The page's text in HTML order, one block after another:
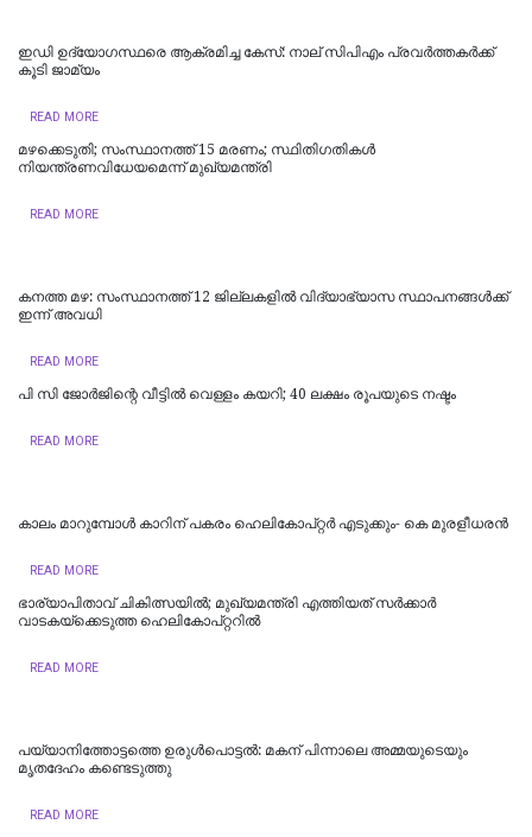
ഇഡി ഉദ്യോഗസ്ഥരെ ആക്രമിച്ച കേസ്: നാല് സിപിഎം പ്രവർത്തകർക്ക്
കൂടി ജാമ്യം
READ MORE
മഴക്കെടുതി; സംസ്ഥാനത്ത് 15 മരണം; സ്ഥിതിഗതികൾ
നിയന്ത്രണവിധേയമെന്ന് മുഖ്യമന്ത്രി
READ MORE
കനത്ത മഴ: സംസ്ഥാനത്ത് 12 ജില്ലകളില്‍ വിദ്യാഭ്യാസ സ്ഥാപനങ്ങള്‍ക്ക്
ഇന്ന് അവധി
READ MORE
പി സി ജോര്‍ജിന്റെ വീട്ടില്‍ വെള്ളം കയറി; 40 ലക്ഷം രൂപയുടെ നഷ്ടം
READ MORE
കാലം മാറുമ്പോൾ കാറിന് പകരം ഹെലികോപ്റ്റർ എടുക്കും- കെ മുരളീധരന്‍
READ MORE
ഭാര്യാപിതാവ് ചികിത്സയിൽ; മുഖ്യമന്ത്രി എത്തിയത് സര്‍ക്കാര്‍
വാടകയ്‌ക്കെടുത്ത ഹെലികോപ്റ്ററില്‍
READ MORE
പയ്യാനിത്തോട്ടത്തെ ഉരുൾപൊട്ടൽ: മകന് പിന്നാലെ അമ്മയുടെയും
മൃതദേഹം കണ്ടെടുത്തു
READ MORE